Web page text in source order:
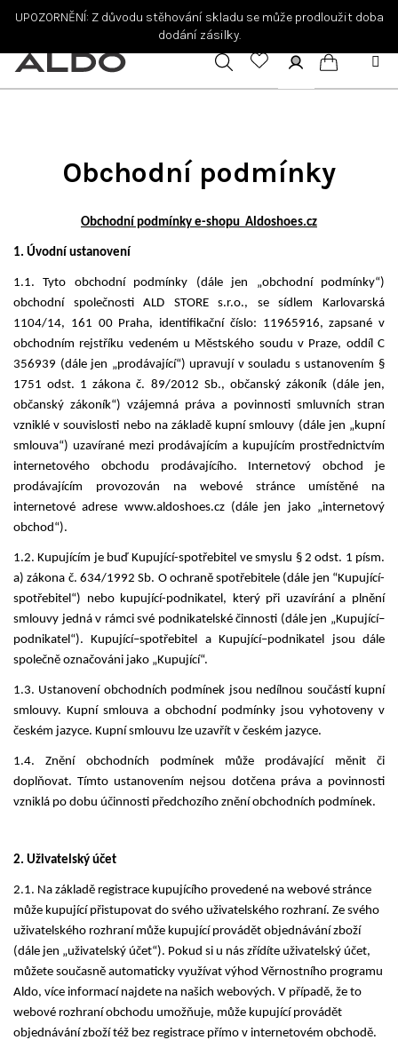
UPOZORNĚNÍ: Z důvodu stěhování skladu se může prodloužit doba
dodání zásilky.
Hledat Přihlášení
Nákupní
Obchodní podmínky
Obchodní podmínky e-shopu Aldoshoes.cz
1. Úvodní ustanovení
1.1. Tyto obchodní podmínky (dále jen „obchodní podmínky“)
obchodní společnosti ALD STORE s.r.o., se sídlem Karlovarská
1104/14, 161 00 Praha, identifikační číslo: 11965916, zapsané v
obchodním rejstříku vedeném u Městského soudu v Praze, oddíl C
356939 (dále jen „prodávající“) upravují v souladu s ustanovením §
1751 odst. 1 zákona č. 89/2012 Sb., občanský zákoník (dále jen,
občanský zákoník“) vzájemná práva a povinnosti smluvních stran
vzniklé v souvislosti nebo na základě kupní smlouvy (dále jen „kupní
smlouva“) uzavírané mezi prodávajícím a kupujícím prostřednictvím
internetového obchodu prodávajícího. Internetový obchod je
prodávajícím provozován na webové stránce umístěné na
internetové adrese www.aldoshoes.cz (dále jen jako „internetový
obchod“).
1.2. Kupujícím je buď Kupující-spotřebitel ve smyslu § 2 odst. 1 písm.
a) zákona č. 634/1992 Sb. O ochraně spotřebitele (dále jen “Kupující-
spotřebitel“) nebo kupující-podnikatel, který při uzavírání a plnění
smlouvy jedná v rámci své podnikatelské činnosti (dále jen „Kupující–
podnikatel“). Kupující–spotřebitel a Kupující–podnikatel jsou dále
společně označováni jako „Kupující“.
1.3. Ustanovení obchodních podmínek jsou nedílnou součástí kupní
smlouvy. Kupní smlouva a obchodní podmínky jsou vyhotoveny v
českém jazyce. Kupní smlouvu lze uzavřít v českém jazyce.
1.4. Znění obchodních podmínek může prodávající měnit či
doplňovat. Tímto ustanovením nejsou dotčena práva a povinnosti
vzniklá po dobu účinnosti předchozího znění obchodních podmínek.
2. Uživatelský účet
2.1. Na základě registrace kupujícího provedené na webové stránce
může kupující přistupovat do svého uživatelského rozhraní. Ze svého
uživatelského rozhraní může kupující provádět objednávání zboží
(dále jen „uživatelský účet“). Pokud si u nás zřídíte uživatelský účet,
můžete současně automaticky využívat výhod Věrnostního programu
Aldo, více informací najdete na našich webových. V případě, že to
webové rozhraní obchodu umožňuje, může kupující provádět
objednávání zboží též bez registrace přímo v internetovém obchodě.